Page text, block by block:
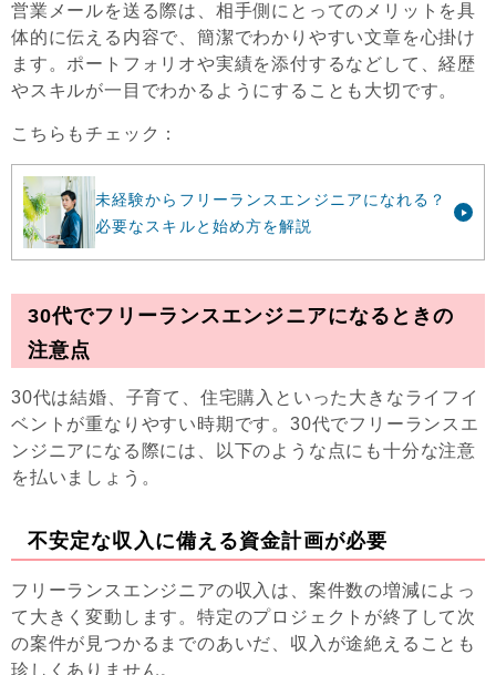
営業メールを送る際は、相手側にとってのメリットを具
体的に伝える内容で、簡潔でわかりやすい文章を心掛け
ます。ポートフォリオや実績を添付するなどして、経歴
やスキルが一目でわかるようにすることも大切です。
こちらもチェック：
未経験からフリーランスエンジニアになれる？
必要なスキルと始め方を解説
30代でフリーランスエンジニアになるときの
注意点
30代は結婚、子育て、住宅購入といった大きなライフイ
ベントが重なりやすい時期です。30代でフリーランスエ
ンジニアになる際には、以下のような点にも十分な注意
を払いましょう。
不安定な収入に備える資金計画が必要
フリーランスエンジニアの収入は、案件数の増減によっ
て大きく変動します。特定のプロジェクトが終了して次
の案件が見つかるまでのあいだ、収入が途絶えることも
珍しくありません。